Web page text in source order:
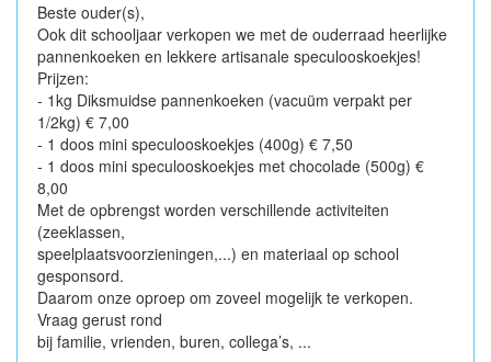
Beste ouder(s),
Ook dit schooljaar verkopen we met de ouderraad heerlijke
pannenkoeken en lekkere artisanale speculooskoekjes!
Prijzen:
- 1kg Diksmuidse pannenkoeken (vacuüm verpakt per
1/2kg) € 7,00
- 1 doos mini speculooskoekjes (400g) € 7,50
- 1 doos mini speculooskoekjes met chocolade (500g) €
8,00
Met de opbrengst worden verschillende activiteiten
(zeeklassen,
speelplaatsvoorzieningen,...) en materiaal op school
gesponsord.
Daarom onze oproep om zoveel mogelijk te verkopen.
Vraag gerust rond
bij familie, vrienden, buren, collega’s, ...